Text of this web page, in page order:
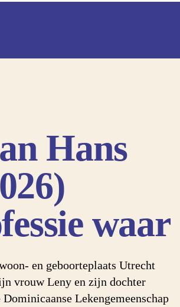
Hans
waar
en geboorteplaats Utrecht
vrouw Leny en zijn dochter
Lekengemeenschap